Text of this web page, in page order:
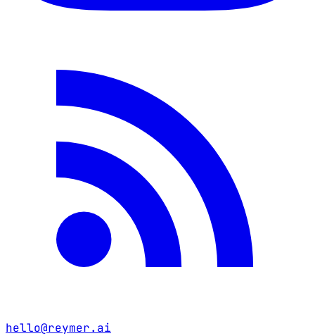
hello@reymer.ai